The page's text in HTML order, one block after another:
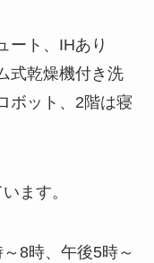
ート、IHあり
式乾燥機付き洗
ボット、2階は寝
ます。
8時、午後5時～